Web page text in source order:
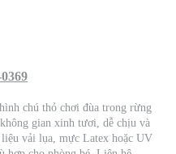
chú thỏ chơi đùa trong rừng
gian xinh tươi, dễ chịu và
vải lụa, mực Latex hoặc UV